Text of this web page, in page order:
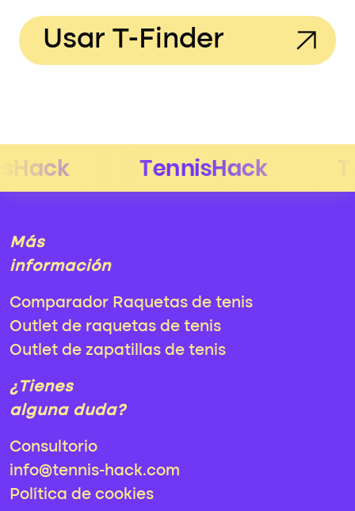
Usar T-Finder
Más
información
Comparador Raquetas de tenis
Outlet de raquetas de tenis
Outlet de zapatillas de tenis
¿Tienes
alguna duda?
Consultorio
info@tennis-hack.com
Política de cookies